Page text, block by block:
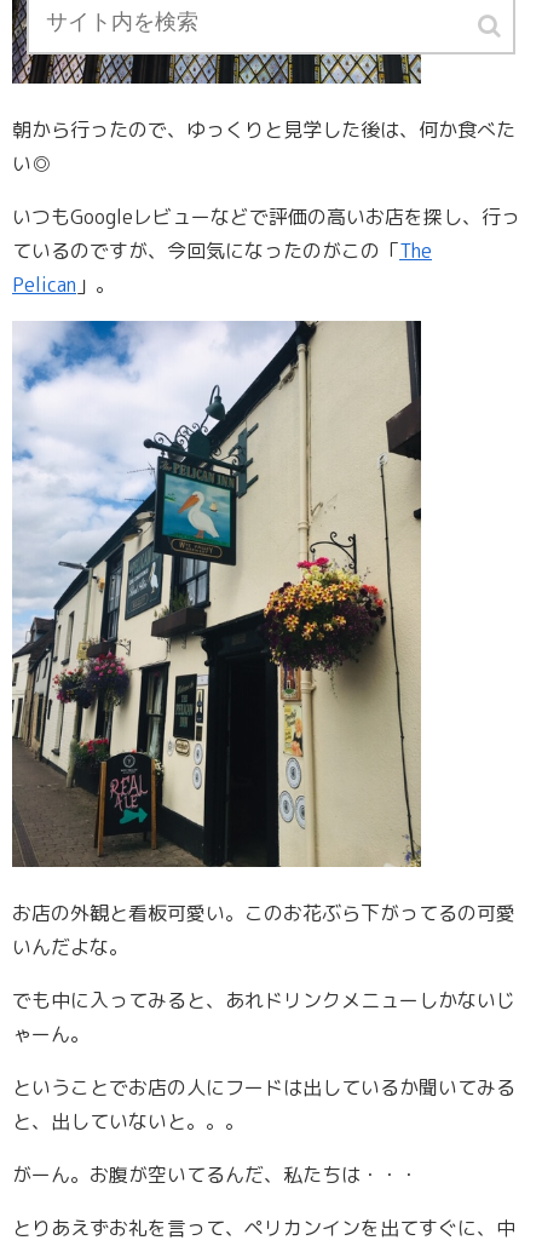
朝から行ったので、ゆっくりと見学した後は、何か食べた
い◎
いつもGoogleレビューなどで評価の高いお店を探し、行っ
ているのですが、今回気になったのがこの「The
Pelican 」。
お店の外観と看板可愛い。このお花ぶら下がってるの可愛
いんだよな。
でも中に入ってみると、あれドリンクメニューしかないじ
ゃーん。
ということでお店の人にフードは出しているか聞いてみる
と、出していないと。。。
がーん。お腹が空いてるんだ、私たちは・・・
とりあえずお礼を言って、ペリカンインを出てすぐに、中